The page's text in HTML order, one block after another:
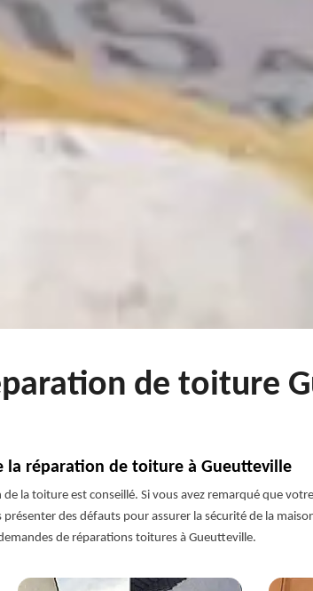
de toiture
la réparation de toiture à Gueutteville
la toiture est conseillé. Si vous avez remarqué que
des défauts pour assurer la sécurité de la
de réparations toitures à Gueutteville.